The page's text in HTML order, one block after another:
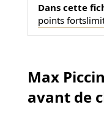
Dans cette
points forts
Max
avant de